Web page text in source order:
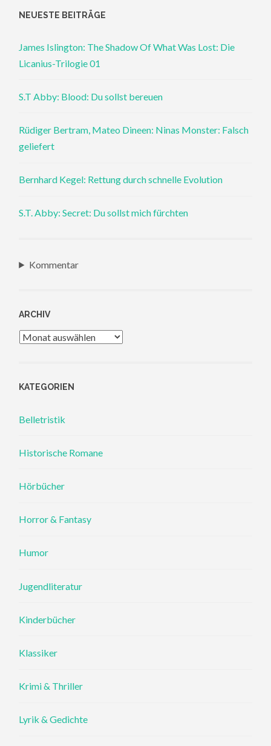
NEUESTE BEITRÄGE
James Islington: The Shadow Of What Was Lost: Die
Licanius-Trilogie 01
S.T Abby: Blood: Du sollst bereuen
Rüdiger Bertram, Mateo Dineen: Ninas Monster: Falsch
geliefert
Bernhard Kegel: Rettung durch schnelle Evolution
S.T. Abby: Secret: Du sollst mich fürchten
Kommentar
ARCHIV
Archiv
KATEGORIEN
Belletristik
Historische Romane
Hörbücher
Horror & Fantasy
Humor
Jugendliteratur
Kinderbücher
Klassiker
Krimi & Thriller
Lyrik & Gedichte